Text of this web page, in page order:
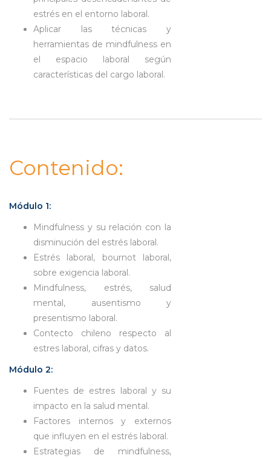
estrés en el entorno laboral.
Aplicar las técnicas y
herramientas de mindfulness en
el espacio laboral según
características del cargo laboral.
Contenido:
Módulo 1:
Mindfulness y su relación con la
disminución del estrés laboral.
Estrés laboral, bournot laboral,
sobre exigencia laboral.
Mindfulness, estrés, salud
mental, ausentismo y
presentismo laboral.
Contecto chileno respecto al
estres laboral, cifras y datos.
Módulo 2:
Fuentes de estres laboral y su
impacto en la salud mental.
Factores internos y externos
que influyen en el estrés laboral.
Estrategias de mindfulness,